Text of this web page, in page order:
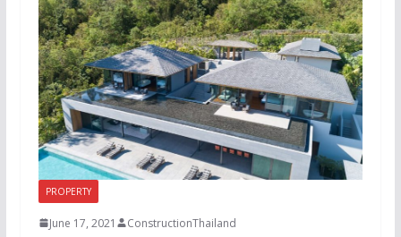
PROPERTY
June 17, 2021 ConstructionThailand